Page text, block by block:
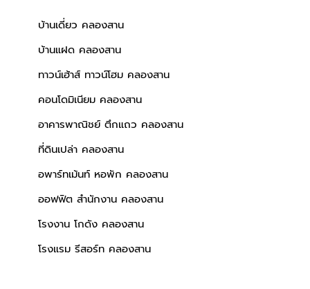
บ้านเดี่ยว คลองสาน
บ้านแฝด คลองสาน
ทาวน์เฮ้าส์ ทาวน์โฮม คลองสาน
คอนโดมิเนียม คลองสาน
อาคารพาณิชย์ ตึกแถว คลองสาน
ที่ดินเปล่า คลองสาน
อพาร์ทเม้นท์ หอพัก คลองสาน
ออฟฟิต สำนักงาน คลองสาน
โรงงาน โกดัง คลองสาน
โรงแรม รีสอร์ท คลองสาน